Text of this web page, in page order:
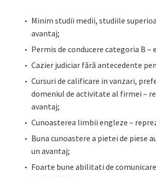
Minim studii medii, studiile
avantaj;
Permis de conducere categoria B –
Cazier judiciar fără antecedente
Cursuri de calificare in vanzari,
domeniul de activitate al firmei –
avantaj;
Cunoasterea limbii engleze –
Buna cunoastere a pietei de piese
un avantaj;
Foarte bune abilitati de